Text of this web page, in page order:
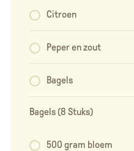
Citroen
Peper en zout
Bagels
Bagels (8 Stuks)
500 gram bloem